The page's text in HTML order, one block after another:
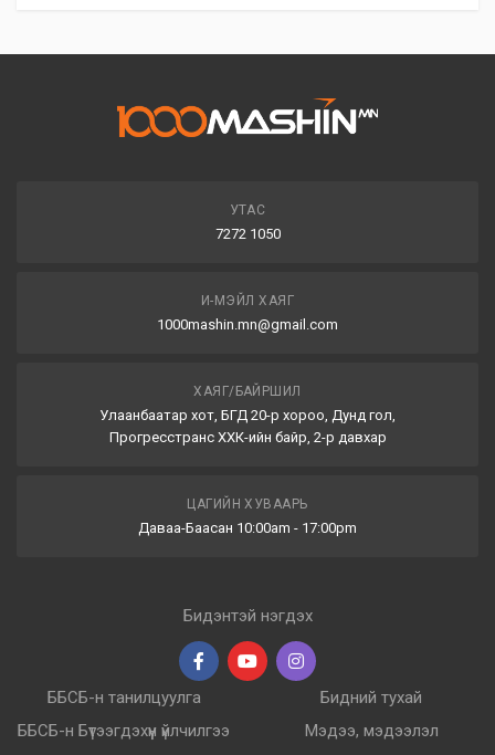
УТАС
7272 1050
И-МЭЙЛ ХАЯГ
1000mashin.mn@gmail.com
ХАЯГ/БАЙРШИЛ
Улаанбаатар хот, БГД 20-р хороо, Дунд гол,
Прогресстранс ХХК-ийн байр, 2-р давхар
ЦАГИЙН ХУВААРЬ
Даваа-Баасан 10:00am - 17:00pm
Бидэнтэй нэгдэх
ББСБ-н танилцуулга
ББСБ-н Бүтээгдэхүүн үйлчилгээ
Бидний тухай
Мэдээ, мэдээлэл